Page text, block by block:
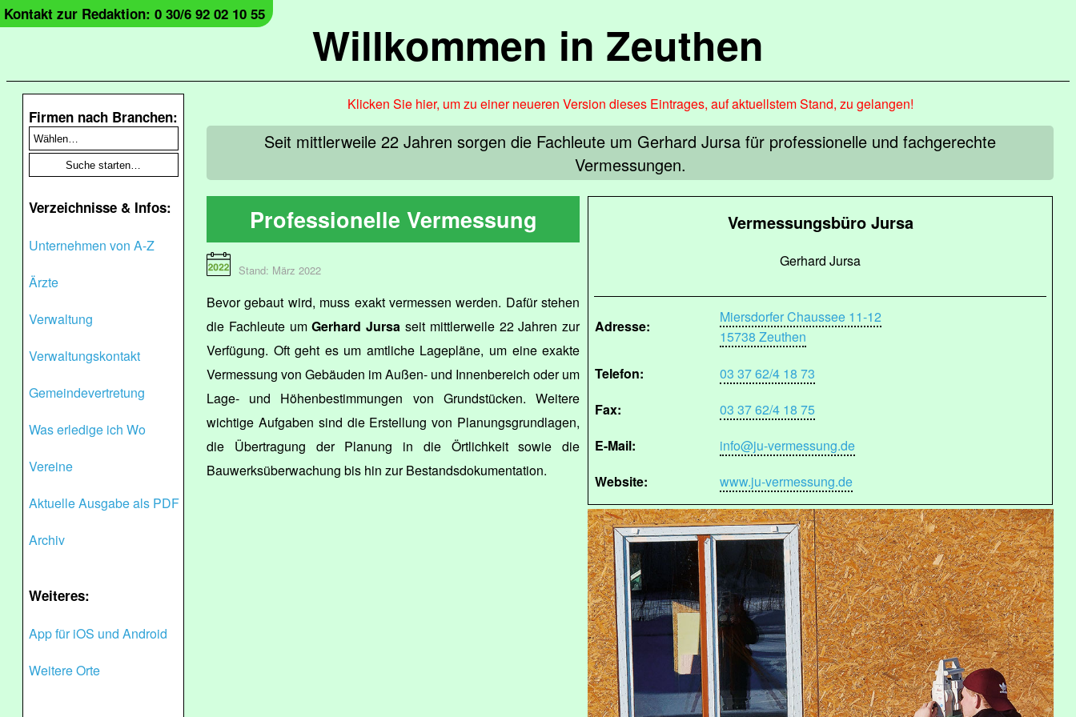
Willkommen in Zeuthen
Kontakt zur Redaktion: 0 30/6 92 02 10 55
Firmen nach Branchen:
Verzeichnisse & Infos:
Unternehmen von A-Z
Ärzte
Verwaltung
Verwaltungskontakt
Gemeindevertretung
Was erledige ich Wo
Vereine
Aktuelle Ausgabe als PDF
Archiv
Weiteres:
App für iOS und Android
Weitere Orte
Klicken Sie hier, um zu einer neueren Version dieses Eintrages, auf aktuellstem Stand, zu gelangen!
Seit mittlerweile 22 Jahren sorgen die Fachleute um Gerhard Jursa für professionelle und fachgerechte
Vermessungen.
Vermessungsbüro Jursa
Gerhard Jursa
Adresse:
Miersdorfer Chaussee 11-12
15738 Zeuthen
Telefon:
03 37 62/4 18 73
Fax:
03 37 62/4 18 75
E-Mail:
info@ju-vermessung.de
Website:
www.ju-vermessung.de
Professionelle Vermessung
Stand: März 2022
Bevor gebaut wird, muss exakt vermessen werden. Dafür stehen
die Fachleute umGerhard Jursa seit mittlerweile 22 Jahren zur
Verfügung. Oft geht es um amtliche Lagepläne, um eine exakte
Vermessung von Gebäuden im Außen- und Innenbereich oder um
Lage- und Höhenbestimmungen von Grundstücken. Weitere
wichtige Aufgaben sind die Erstellung von Planungsgrundlagen,
die Übertragung der Planung in die Örtlichkeit sowie die
Bauwerksüberwachung bis hin zur Bestandsdokumentation.